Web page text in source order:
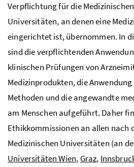
Verpflichtung für die
Universitäten, an denen eine
eingerichtet ist, übernommen. In
sind die verpflichtenden
klinischen Prüfungen von
Medizinprodukten, die
Methoden und die angewandte
am Menschen aufgeführt. Daher
Ethikkommissionen an allen nach
Medizinischen Universitäten (an
Universitäten Wien, Graz,